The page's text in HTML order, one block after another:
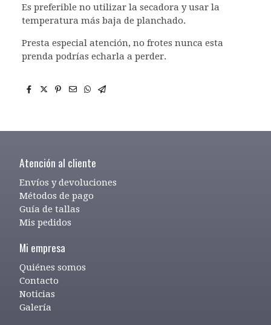
Es preferible no utilizar la secadora y usar la
temperatura más baja de planchado.
Presta especial atención, no frotes nunca esta
prenda podrías echarla a perder.
Atención al cliente
Envíos y devoluciones
Métodos de pago
Guía de tallas
Mis pedidos
Mi empresa
Quiénes somos
Contacto
Noticias
Galería